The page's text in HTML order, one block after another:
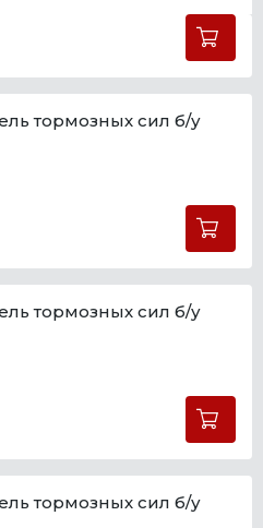
тормозных сил б/у
тормозных сил б/у
тормозных сил б/у